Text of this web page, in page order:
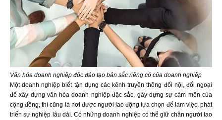
Văn hóa doanh nghiệp độc đáo tạo bản sắc riêng có của doanh nghiệp
Một doanh nghiệp biết tận dụng các kênh truyền thông đối nội, đối ngoại
để xây dựng văn hóa doanh nghiệp đặc sắc, gây dựng sự cảm mến của
cộng đồng, thì cũng là nơi được người lao động lựa chọn để làm việc, phát
triển sự nghiệp lâu dài. Có những doanh nghiệp có thể giữ chân người lao